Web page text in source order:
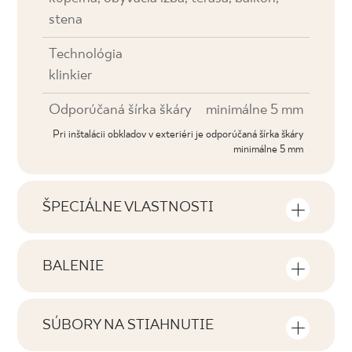
stena
Technológia
klinkier
Odporúčaná šírka škáry minimálne 5 mm
Pri inštalácii obkladov v exteriéri je odporúčaná šírka škáry
minimálne 5 mm
ŠPECIÁLNE VLASTNOSTI
BALENIE
SÚBORY NA STIAHNUTIE